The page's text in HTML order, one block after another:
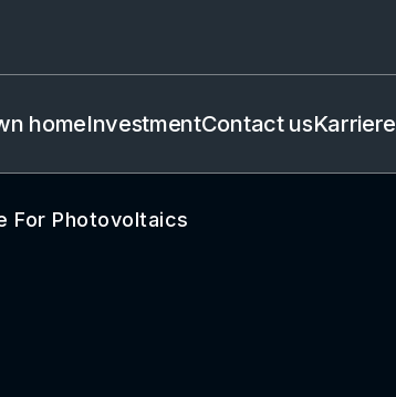
homeInvestmentContact usKarriere
For Photovoltaics